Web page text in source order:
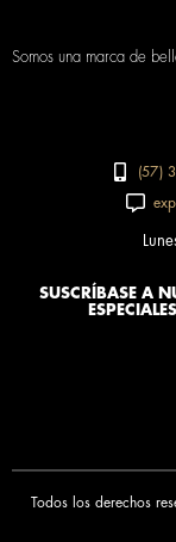
Somos una marca de
(57)
SUSCRÍBASE A
Todos los derechos